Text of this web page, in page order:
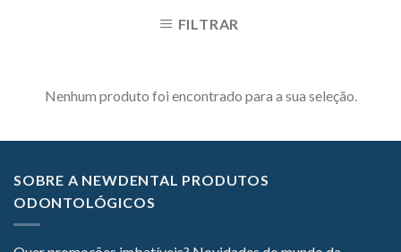
FILTRAR
Nenhum produto foi encontrado para a sua seleção.
SOBRE A NEWDENTAL PRODUTOS
ODONTOLÓGICOS